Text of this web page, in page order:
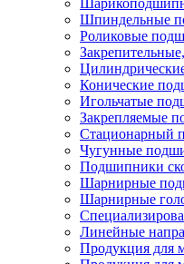
Шпиндельные
Роликовые
Конические
Игольчатые
Закрепляемые
Стационарный
Чугунные
Подшипники
Шарнирные
Шарнирные
Линейные
Продукция для